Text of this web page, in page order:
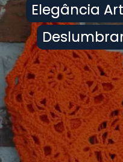
Elegância
Elegância